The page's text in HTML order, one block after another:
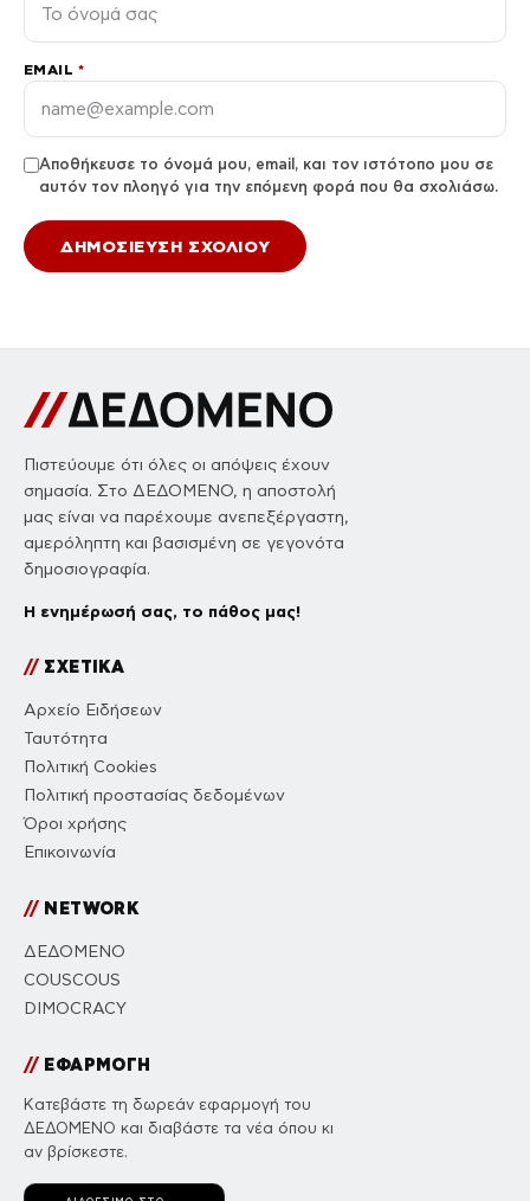
EMAIL *
Αποθήκευσε το όνομά μου, email, και τον ιστότοπο μου σε
αυτόν τον πλοηγό για την επόμενη φορά που θα σχολιάσω.
Πιστεύουμε ότι όλες οι απόψεις έχουν
σημασία. Στο ΔΕΔΟΜΕΝΟ, η αποστολή
μας είναι να παρέχουμε ανεπεξέργαστη,
αμερόληπτη και βασισμένη σε γεγονότα
δημοσιογραφία.
Η ενημέρωσή σας, το πάθος μας!
//ΣΧΕΤΙΚΑ
Αρχείο Ειδήσεων
Ταυτότητα
Πολιτική Cookies
Πολιτική προστασίας δεδομένων
Όροι χρήσης
Επικοινωνία
//NETWORK
ΔΕΔΟΜΕΝΟ
COUSCOUS
DIMOCRACY
//ΕΦΑΡΜΟΓΗ
Κατεβάστε τη δωρεάν εφαρμογή του
ΔΕΔΟΜΕΝΟ και διαβάστε τα νέα όπου κι
αν βρίσκεστε.